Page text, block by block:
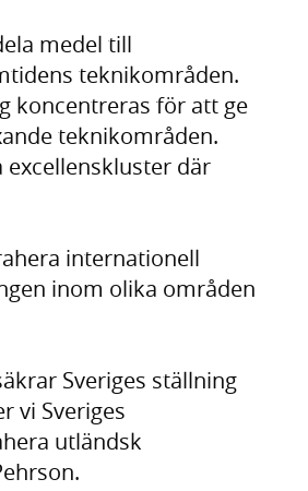
medel till
teknikområden.
koncentreras för att ge
teknikområden.
där
internationell
inom olika områden
Sveriges ställning
vi Sveriges
utländsk